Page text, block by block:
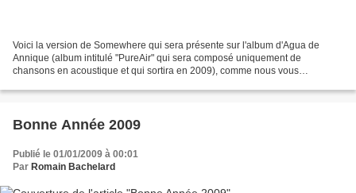
Voici la version de Somewhere qui sera présente sur l'album d'Agua de
Annique (album intitulé "PureAir" qui sera composé uniquement de
chansons en acoustique et qui sortira en 2009), comme nous vous
Bonne Année 2009
Publié le 01/01/2009 à 00:01
Par Romain Bachelard